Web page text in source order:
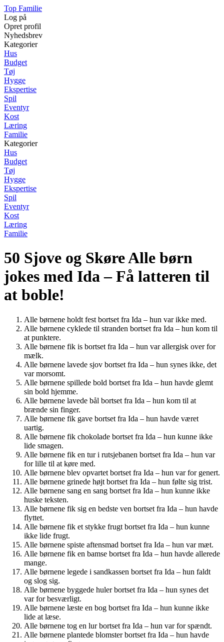
Top Familie
Log på
Opret profil
Nyhedsbrev
Kategorier
Hus
Budget
Tøj
Hygge
Ekspertise
Spil
Eventyr
Kost
Læring
Familie
Kategorier
Hus
Budget
Tøj
Hygge
Ekspertise
Spil
Eventyr
Kost
Læring
Familie
50 Sjove og Skøre Alle børn
jokes med Ida – Få latteren til
at boble!
Alle børnene holdt fest bortset fra Ida – hun var ikke med.
Alle børnene cyklede til stranden bortset fra Ida – hun kom til
at punktere.
Alle børnene fik is bortset fra Ida – hun var allergisk over for
mælk.
Alle børnene lavede sjov bortset fra Ida – hun synes ikke, det
var morsomt.
Alle børnene spillede bold bortset fra Ida – hun havde glemt
sin bold hjemme.
Alle børnene lavede bål bortset fra Ida – hun kom til at
brænde sin finger.
Alle børnene fik gave bortset fra Ida – hun havde været
uartig.
Alle børnene fik chokolade bortset fra Ida – hun kunne ikke
lide smagen.
Alle børnene fik en tur i rutsjebanen bortset fra Ida – hun var
for lille til at køre med.
Alle børnene blev opvartet bortset fra Ida – hun var for genert.
Alle børnene grinede højt bortset fra Ida – hun følte sig trist.
Alle børnene sang en sang bortset fra Ida – hun kunne ikke
huske teksten.
Alle børnene fik sig en bedste ven bortset fra Ida – hun havde
flyttet.
Alle børnene fik et stykke frugt bortset fra Ida – hun kunne
ikke lide frugt.
Alle børnene spiste aftensmad bortset fra Ida – hun var mæt.
Alle børnene fik en bamse bortset fra Ida – hun havde allerede
mange.
Alle børnene legede i sandkassen bortset fra Ida – hun faldt
og slog sig.
Alle børnene byggede huler bortset fra Ida – hun synes det
var for besværligt.
Alle børnene læste en bog bortset fra Ida – hun kunne ikke
lide at læse.
Alle børnene tog en lur bortset fra Ida – hun var for spændt.
Alle børnene plantede blomster bortset fra Ida – hun havde